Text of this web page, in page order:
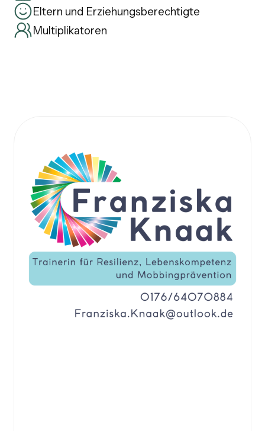
Eltern und Erziehungsberechtigte
Multiplikatoren